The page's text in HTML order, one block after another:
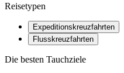
Reisetypen
Expeditionskreuzfahrten
Flusskreuzfahrten
Die besten Tauchziele